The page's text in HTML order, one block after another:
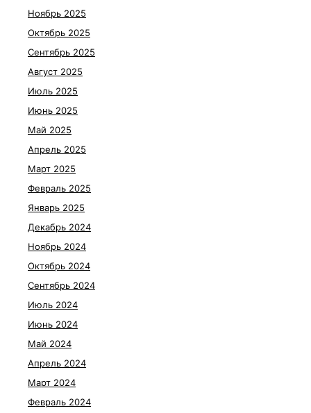
Ноябрь 2025
Октябрь 2025
Сентябрь 2025
Август 2025
Июль 2025
Июнь 2025
Май 2025
Апрель 2025
Март 2025
Февраль 2025
Январь 2025
Декабрь 2024
Ноябрь 2024
Октябрь 2024
Сентябрь 2024
Июль 2024
Июнь 2024
Май 2024
Апрель 2024
Март 2024
Февраль 2024